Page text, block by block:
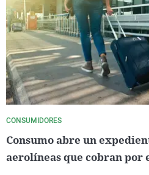
CONSUMIDORES
Consumo abre un
aerolíneas que cobran por